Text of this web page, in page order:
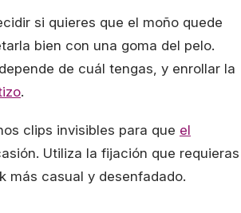
si quieres que el moño quede
bien con una goma del pelo.
de cuál tengas, y enrollar la
.
clips invisibles para que el
Utiliza la fijación que requieras
más casual y desenfadado.